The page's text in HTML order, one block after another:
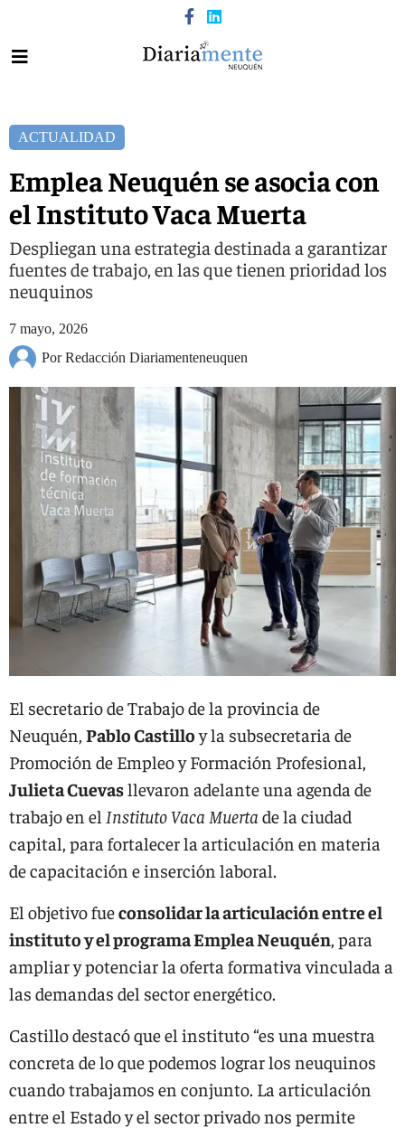
ACTUALIDAD
Emplea Neuquén se asocia con
el Instituto Vaca Muerta
Despliegan una estrategia destinada a garantizar
fuentes de trabajo, en las que tienen prioridad los
neuquinos
7 mayo, 2026
Por Redacción Diariamenteneuquen
El secretario de Trabajo de la provincia de
Neuquén, Pablo Castilloy la subsecretaria de
Promoción de Empleo y Formación Profesional,
Julieta Cuevasllevaron adelante una agenda de
trabajo en el Instituto Vaca Muerta de la ciudad
capital, para fortalecer la articulación en materia
de capacitación e inserción laboral.
El objetivo fueconsolidar la articulación entre el
instituto y el programa Emplea Neuquén, para
ampliar y potenciar la oferta formativa vinculada a
las demandas del sector energético.
Castillo destacó que el instituto “es una muestra
concreta de lo que podemos lograr los neuquinos
cuando trabajamos en conjunto. La articulación
entre el Estado y el sector privado nos permite